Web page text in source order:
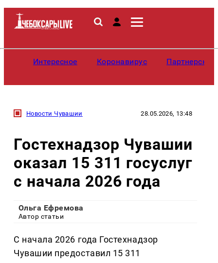
Интересное Коронавирус
Новости Чувашии 28.05.2026, 13:48
Гостехнадзор Чувашии
оказал 15 311 госуслуг
с начала 2026 года
Ольга Ефремова
Автор статьи
С начала 2026 года Гостехнадзор
Чувашии предоставил 15 311